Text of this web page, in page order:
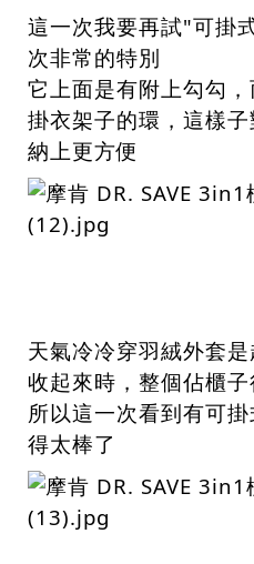
這一次我要再試"可掛
次非常的特別
它上面是有附上勾勾
掛衣架子的環，這樣
納上更方便
天氣冷冷穿羽絨外套
收起來時，整個佔櫃
所以這一次看到有可
得太棒了